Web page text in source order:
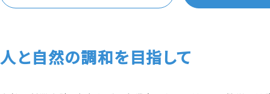
人と自然の調和を目指して